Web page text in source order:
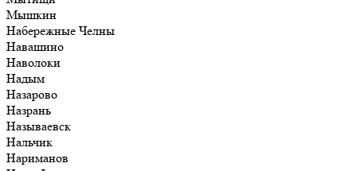
Мышкин
Набережные Челны
Навашино
Наволоки
Надым
Назарово
Назрань
Называевск
Нальчик
Нариманов